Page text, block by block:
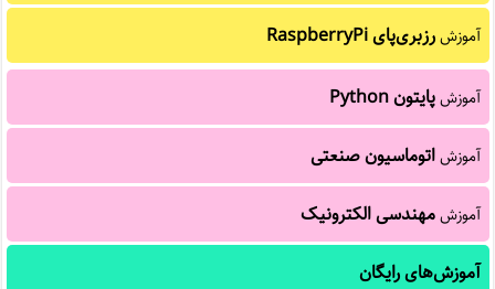
آموزشرزبری‌پای RaspberryPi
آموزشپایتون Python
آموزشاتوماسیون صنعتی
آموزشمهندسی الکترونیک
آموزش‌های رایگان